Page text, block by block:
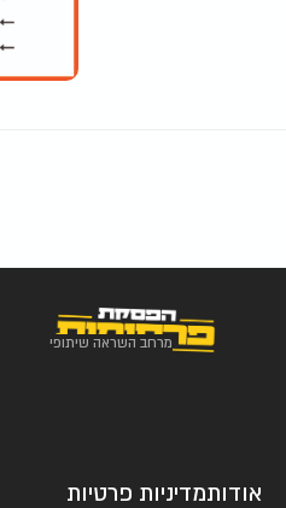
מרחב השראה שיתופי
אודותמדיניות פרטיות